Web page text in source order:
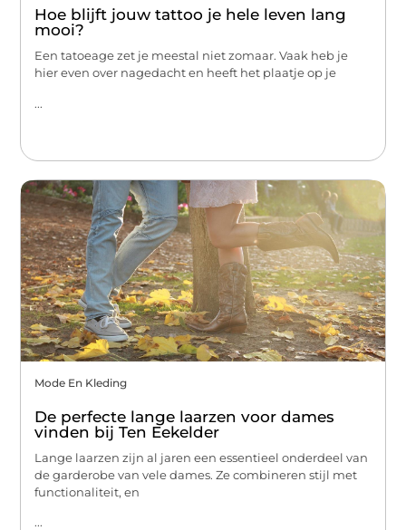
Hoe blijft jouw tattoo je hele leven lang
mooi?
Een tatoeage zet je meestal niet zomaar. Vaak heb je
hier even over nagedacht en heeft het plaatje op je
...
Mode En Kleding
De perfecte lange laarzen voor dames
vinden bij Ten Eekelder
Lange laarzen zijn al jaren een essentieel onderdeel van
de garderobe van vele dames. Ze combineren stijl met
functionaliteit, en
...